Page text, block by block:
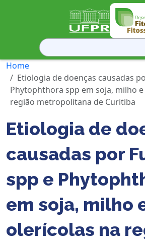
Pesquisar
por:
Home
Etiologia de doenças causadas
Phytophthora spp em soja, milho
região metropolitana de Curitiba
Etiologia de
causadas por
spp e
em soja, milho
olerícolas na